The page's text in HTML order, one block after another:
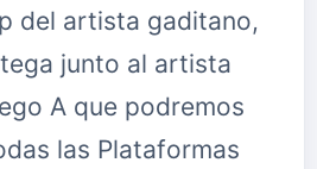
del artista gaditano,
junto al artista
A que podremos
las Plataformas